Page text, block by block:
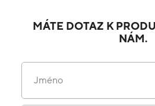
MÁTE DOTAZ K
NÁM.
Jméno